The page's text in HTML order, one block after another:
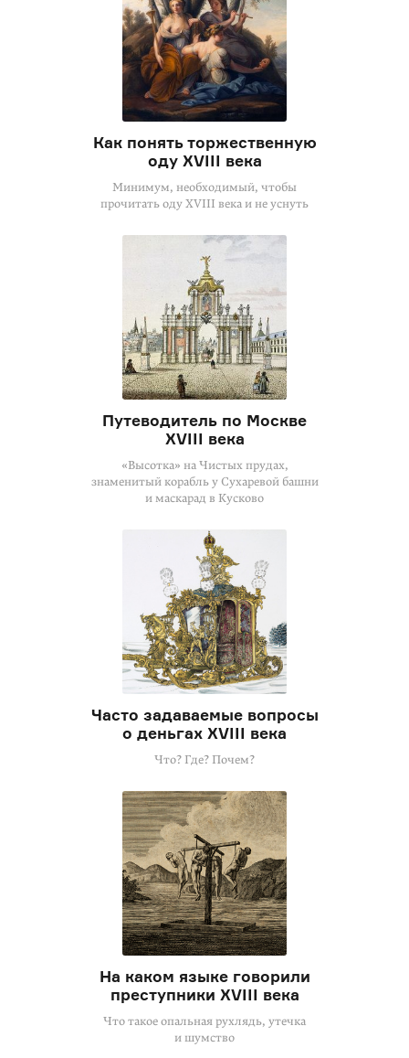
Как понять торжественную
оду XVIII века
Минимум, необходимый, чтобы
прочитать оду XVIII века и не уснуть
Путеводитель по Москве
XVIII века
«Высотка» на Чистых прудах,
знаменитый корабль у Сухаревой башни
и маскарад в Кусково
Часто задаваемые вопросы
о деньгах XVIII века
Что? Где? Почем?
На каком языке говорили
преступники XVIII века
Что такое опальная рухлядь, утечка
и шумство